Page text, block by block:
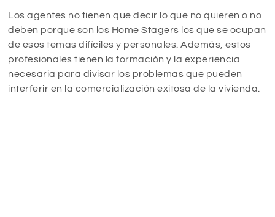
Los agentes no tienen que decir lo que no quieren o no
deben porque son los Home Stagers los que se ocupan
de esos temas difíciles y personales. Además, estos
profesionales tienen la formación y la experiencia
necesaria para divisar los problemas que pueden
interferir en la comercialización exitosa de la vivienda.